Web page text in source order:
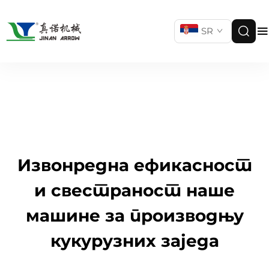
SR
Извонредна ефикасност
и свестраност наше
машине за производњу
кукурузних заједа